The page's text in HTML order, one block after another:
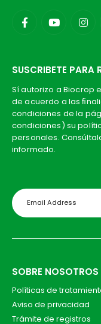
SUSCRIBETE PARA
Sí autorizo a Biocrop
de acuerdo a las
condiciones de la
condiciones) su
personales.
informado.
SOBRE NOSOTROS
Políticas de
Aviso de privacidad
Trámite de registros